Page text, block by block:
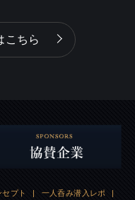
こちら
プト | 一人呑み潜入レポ |